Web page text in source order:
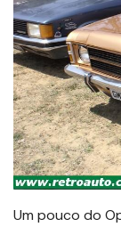
Um pouco do